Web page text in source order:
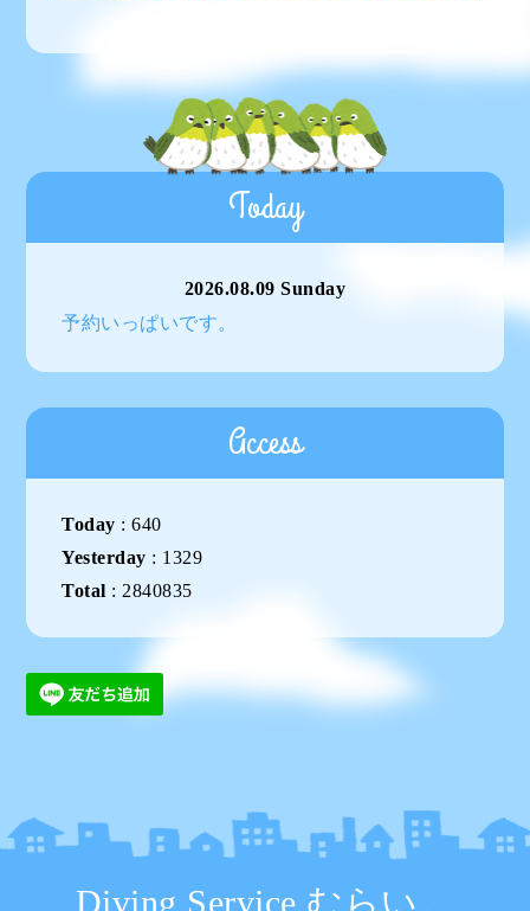
Today
2026.08.09 Sunday
予約いっぱいです。
Access
Today :640
Yesterday : 1329
Total : 2840835
Diving Service むらい。